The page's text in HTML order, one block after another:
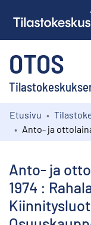
OTOS
Kokoelmat
Etusivu
Anto- ja
1974 :